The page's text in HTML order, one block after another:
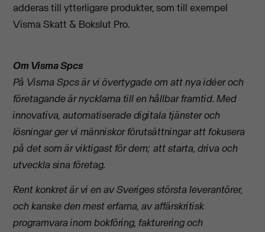
adderas till ytterligare produkter, som till exempel
Visma Skatt & Bokslut Pro.
Om Visma Spcs
På Visma Spcs är vi övertygade om att nya idéer och
företagande är nycklarna till en hållbar framtid. Med
innovativa, automatiserade digitala tjänster och
lösningar ger vi människor förutsättningar att fokusera
på det som är viktigast för dem; att starta, driva och
utveckla sina företag.
Rent konkret är vi en av Sveriges största leverantörer,
och kanske den mest erfarna, av affärskritisk
programvara inom bokföring, fakturering och